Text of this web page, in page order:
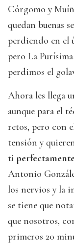
Córgomo y
quedan buenas
perdiendo en el
pero La
perdimos el
Ahora les llega
aunque para el
retos, pero con
tensión y
ti perfectamente
Antonio
los nervios y la
se tiene que
que nosotros,
primeros 20